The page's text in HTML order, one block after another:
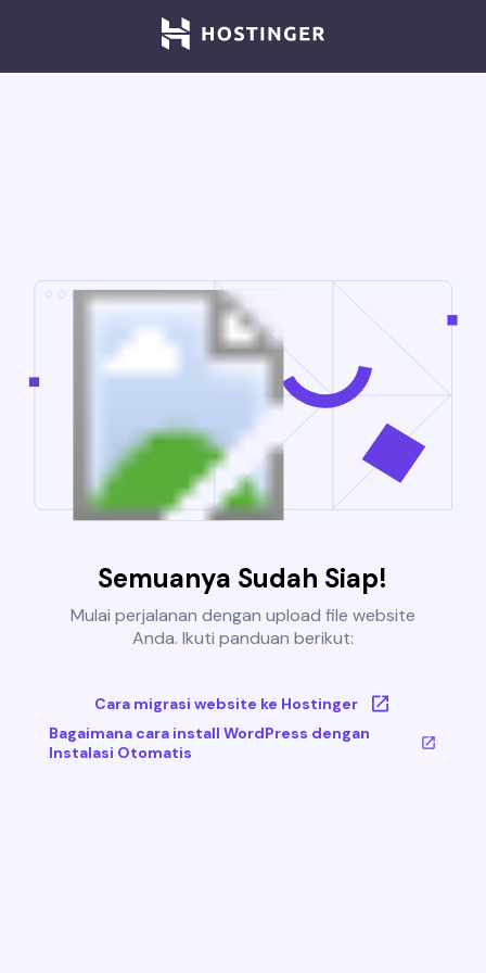
Semuanya Sudah Siap!
Mulai perjalanan dengan upload file website
Anda. Ikuti panduan berikut:
Cara migrasi website ke Hostinger
Bagaimana cara install WordPress dengan
Instalasi Otomatis